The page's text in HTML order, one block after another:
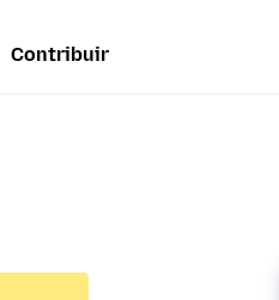
Contribuir